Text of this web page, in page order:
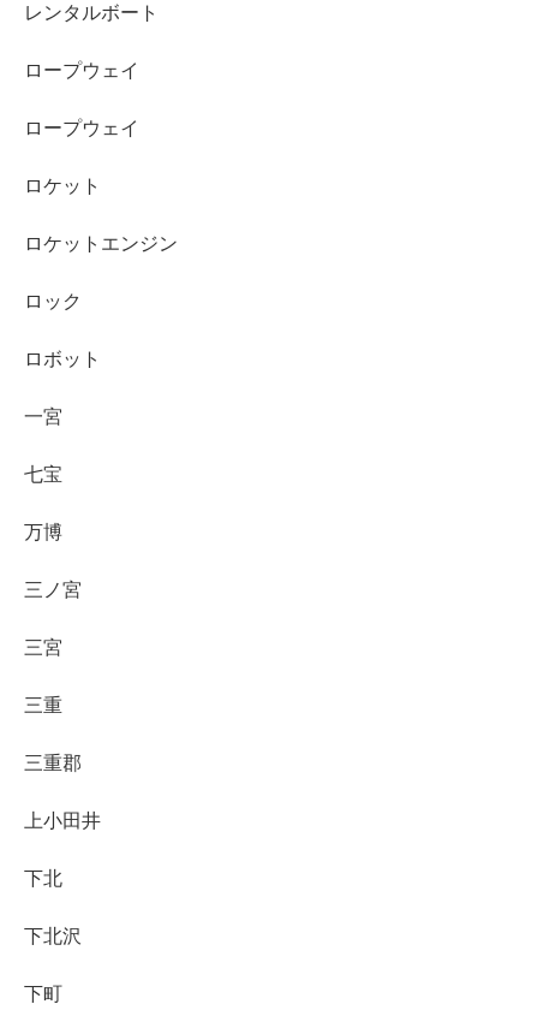
レンタルボート
ロープウェイ
ロープウェイ
ロケット
ロケットエンジン
ロック
ロボット
一宮
七宝
万博
三ノ宮
三宮
三重
三重郡
上小田井
下北
下北沢
下町